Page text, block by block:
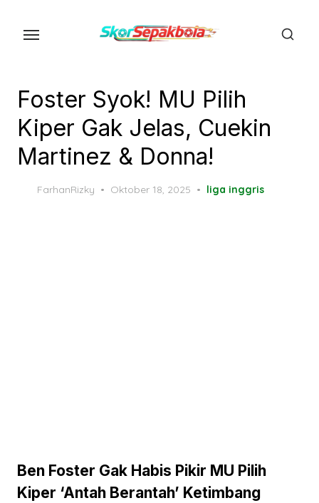
Foster Syok! MU Pilih
Kiper Gak Jelas, Cuekin
Martinez & Donna!
FarhanRizky
Posted
Oktober 18, 2025 liga inggris
Ben Foster Gak Habis Pikir MU Pilih
Kiper ‘Antah Berantah’ Ketimbang